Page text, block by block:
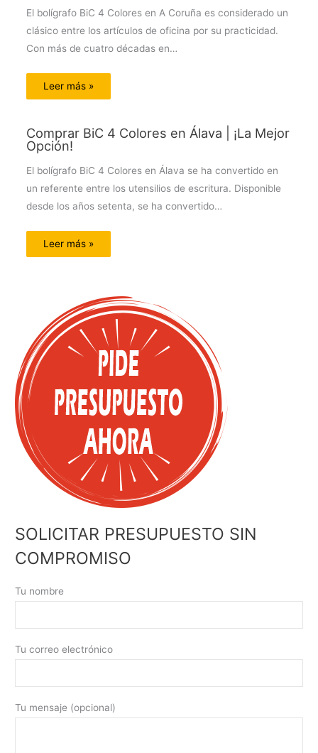
El bolígrafo BiC 4 Colores en A Coruña es considerado un
clásico entre los artículos de oficina por su practicidad.
Con más de cuatro décadas en…
Leer más »
Comprar BiC 4 Colores en Álava | ¡La Mejor
Opción!
El bolígrafo BiC 4 Colores en Álava se ha convertido en
un referente entre los utensilios de escritura. Disponible
desde los años setenta, se ha convertido…
Leer más »
SOLICITAR PRESUPUESTO SIN
COMPROMISO
Tu nombre
Tu correo electrónico
Tu mensaje (opcional)